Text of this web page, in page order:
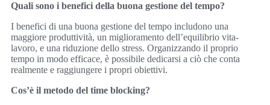
Quali sono i benefici della buona gestione del tempo?
I benefici di una buona gestione del tempo includono una
maggiore produttività, un miglioramento dell’equilibrio vita-
lavoro, e una riduzione dello stress. Organizzando il proprio
tempo in modo efficace, è possibile dedicarsi a ciò che conta
realmente e raggiungere i propri obiettivi.
Cos’è il metodo del time blocking?